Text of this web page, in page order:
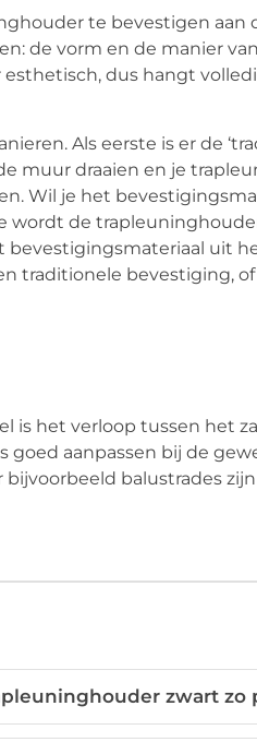
te bevestigen aan
de vorm en de manier
dus hangt
Als eerste is er de
muur draaien en je
Wil je het
wordt de
bevestigingsmateriaal uit
traditionele bevestiging,
is het verloop tussen het
aanpassen bij de
balustrades
zwart zo